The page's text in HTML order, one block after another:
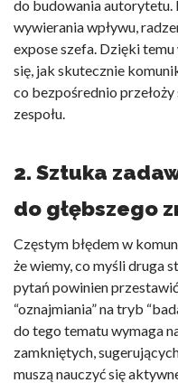
do budowania autorytetu.
wywierania wpływu,
expose szefa. Dzięki
się, jak skutecznie
co bezpośrednio
zespołu.
2. Sztuka
do głębszego
Częstym błędem w
że wiemy, co myśli druga
pytań powinien
“oznajmiania” na tryb
do tego tematu wymaga
zamkniętych,
muszą nauczyć się